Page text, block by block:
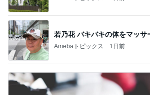
若乃花 バキバキの体をマッサ
Amebaトピックス 1日前